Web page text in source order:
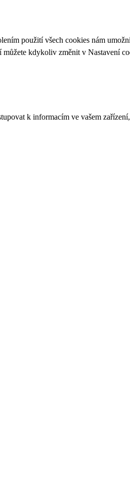
použití všech cookies nám
můžete kdykoliv změnit v Nastavení
k informacím ve vašem